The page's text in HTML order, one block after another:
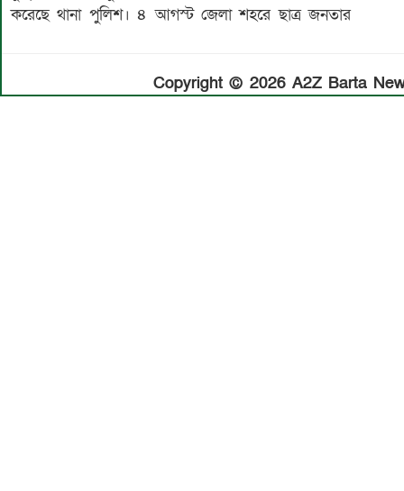
করেছে থানা পুলিশ। ৪ আগস্ট জেলা শহরে ছাত্র জনতার
Copyright © 2026 A2Z Barta